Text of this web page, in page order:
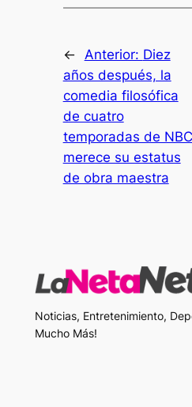
← Anterior: Diez
años después, la
comedia filosófica
de cuatro
temporadas de NBC
merece su estatus
de obra maestra
Noticias, Entretenimiento,
Mucho Más!